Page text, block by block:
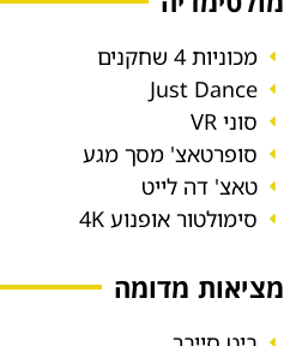
מכוניות 4 שחקנים
Just Dance
סוני VR
סופרטאצ' מסך מגע
טאצ' דה לייט
סימולטור אופנוע 4K
מציאות מדומה